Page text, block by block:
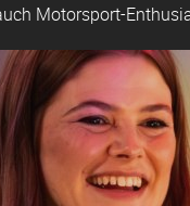
Motorsport-